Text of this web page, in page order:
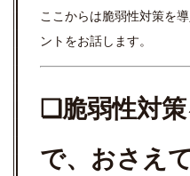
ここからは脆弱性対策を
ントをお話します。
❏脆弱性対策
で、おさえ